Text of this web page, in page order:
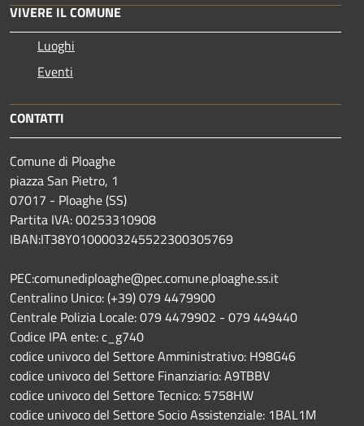
VIVERE IL COMUNE
Luoghi
Eventi
CONTATTI
Comune di Ploaghe
piazza San Pietro, 1
07017 - Ploaghe (SS)
Partita IVA: 00253310908
IBAN:IT38Y0100003245522300305769
PEC:comunediploaghe@pec.comune.ploaghe.ss.it
Centralino Unico: (+39) 079 4479900
Centrale Polizia Locale: 079 4479902 - 079 449440
Codice IPA ente: c_g740
codice univoco del Settore Amministrativo: H98G46
codice univoco del Settore Finanziario: A9TBBV
codice univoco del Settore Tecnico: 5758HW
codice univoco del Settore Socio Assistenziale: 1BAL1M